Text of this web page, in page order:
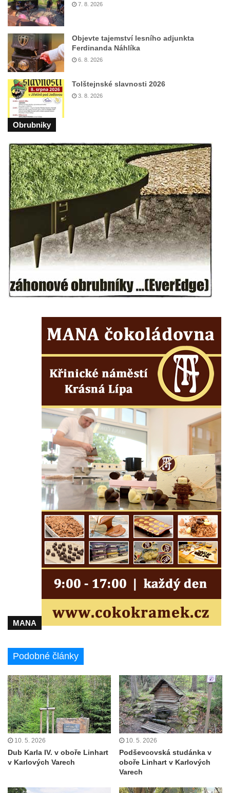
7. 8. 2026
Objevte tajemství lesního adjunkta
Ferdinanda Náhlíka
6. 8. 2026
Tolštejnské slavnosti 2026
3. 8. 2026
Obrubniky
MANA
Podobné články
10. 5. 2026
Dub Karla IV. v oboře Linhart
v Karlových Varech
10. 5. 2026
Podševcovská studánka v
oboře Linhart v Karlových
Varech